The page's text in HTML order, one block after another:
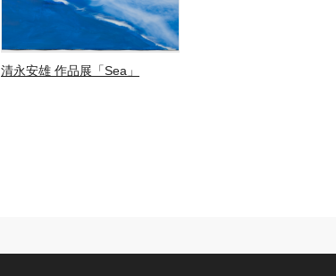
清永安雄 作品展「Sea」